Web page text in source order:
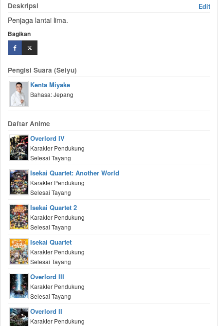
Deskripsi Edit
Penjaga lantai lima.
Bagikan
Pengisi Suara (Seiyu)
Kenta Miyake
Bahasa: Jepang
Daftar Anime
Overlord IV
Karakter Pendukung
Selesai Tayang
Isekai Quartet: Another World
Karakter Pendukung
Selesai Tayang
Isekai Quartet 2
Karakter Pendukung
Selesai Tayang
Isekai Quartet
Karakter Pendukung
Selesai Tayang
Overlord III
Karakter Pendukung
Selesai Tayang
Overlord II
Karakter Pendukung